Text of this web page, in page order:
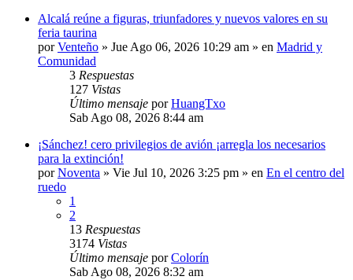
Alcalá reúne a figuras, triunfadores y nuevos valores en su
feria taurina
porVenteño » Jue Ago 06, 2026 10:29 am » en Madrid y
Comunidad
3 Respuestas
127 Vistas
Último mensaje porHuangTxo
Sab Ago 08, 2026 8:44 am
¡Sánchez! cero privilegios de avión ¡arregla los necesarios
para la extinción!
porNoventa » Vie Jul 10, 2026 3:25 pm » en En el centro del
ruedo
1
2
13 Respuestas
3174 Vistas
Último mensaje porColorín
Sab Ago 08, 2026 8:32 am